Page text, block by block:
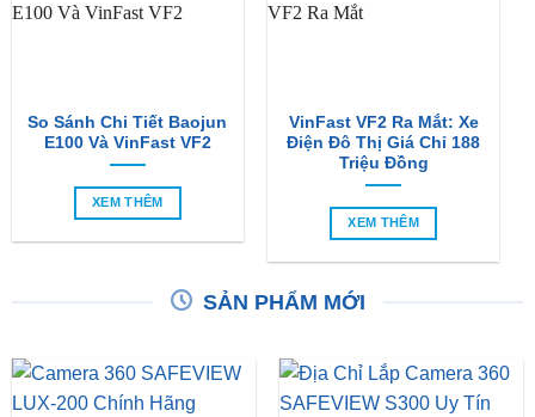
So Sánh Chi Tiết Baojun
E100 Và VinFast VF2
XEM THÊM
VinFast VF2 Ra Mắt: Xe
Điện Đô Thị Giá Chỉ 188
Triệu Đồng
XEM THÊM
SẢN PHẨM MỚI